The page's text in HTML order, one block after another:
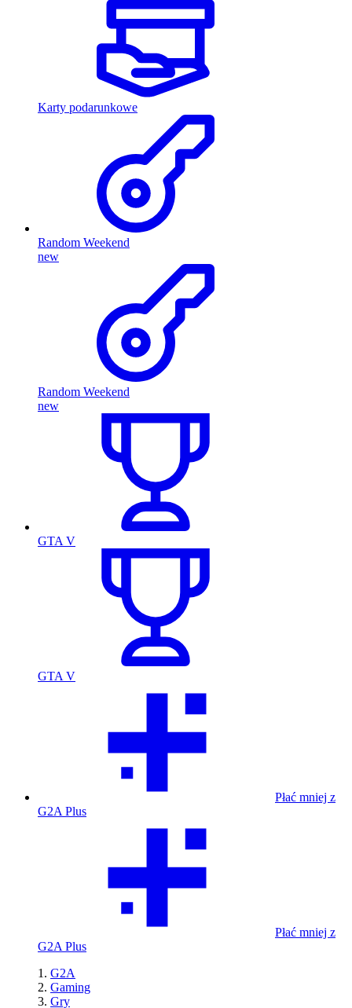
Karty podarunkowe
Random Weekend
new
Random Weekend
new
GTA V
GTA V
Płać mniej z
G2A Plus
Płać mniej z
G2A Plus
G2A
Gaming
Gry